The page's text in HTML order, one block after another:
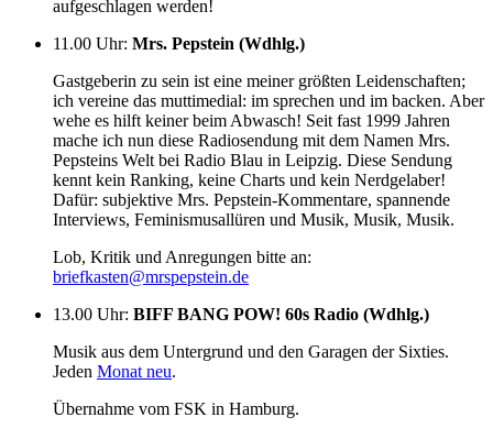
aufgeschlagen werden!
11.00 Uhr: Mrs. Pepstein (Wdhlg.)
Gastgeberin zu sein ist eine meiner größten Leidenschaften;
ich vereine das muttimedial: im sprechen und im backen. Aber
wehe es hilft keiner beim Abwasch! Seit fast 1999 Jahren
mache ich nun diese Radiosendung mit dem Namen Mrs.
Pepsteins Welt bei Radio Blau in Leipzig. Diese Sendung
kennt kein Ranking, keine Charts und kein Nerdgelaber!
Dafür: subjektive Mrs. Pepstein-Kommentare, spannende
Interviews, Feminismusallüren und Musik, Musik, Musik.
Lob, Kritik und Anregungen bitte an:
briefkasten@mrspepstein.de
13.00 Uhr: BIFF BANG POW! 60s Radio (Wdhlg.)
Musik aus dem Untergrund und den Garagen der Sixties.
Jeden Monat neu.
Übernahme vom FSK in Hamburg.